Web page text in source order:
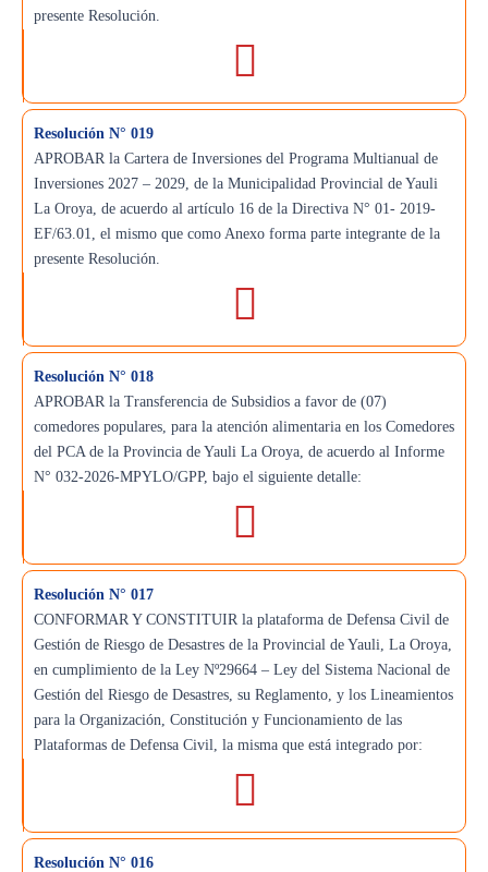
presente Resolución.
Resolución N° 019
APROBAR la Cartera de Inversiones del Programa Multianual de
Inversiones 2027 – 2029, de la Municipalidad Provincial de Yauli
La Oroya, de acuerdo al artículo 16 de la Directiva N° 01- 2019-
EF/63.01, el mismo que como Anexo forma parte integrante de la
presente Resolución.
Resolución N° 018
APROBAR la Transferencia de Subsidios a favor de (07)
comedores populares, para la atención alimentaria en los Comedores
del PCA de la Provincia de Yauli La Oroya, de acuerdo al Informe
N° 032-2026-MPYLO/GPP, bajo el siguiente detalle:
Resolución N° 017
CONFORMAR Y CONSTITUIR la plataforma de Defensa Civil de
Gestión de Riesgo de Desastres de la Provincial de Yauli, La Oroya,
en cumplimiento de la Ley Nº29664 – Ley del Sistema Nacional de
Gestión del Riesgo de Desastres, su Reglamento, y los Lineamientos
para la Organización, Constitución y Funcionamiento de las
Plataformas de Defensa Civil, la misma que está integrado por:
Resolución N° 016